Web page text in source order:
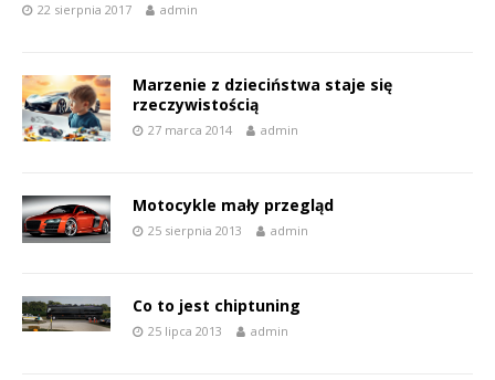
22 sierpnia 2017 admin
Marzenie z dzieciństwa staje się
rzeczywistością
27 marca 2014 admin
Motocykle mały przegląd
25 sierpnia 2013 admin
Co to jest chiptuning
25 lipca 2013 admin